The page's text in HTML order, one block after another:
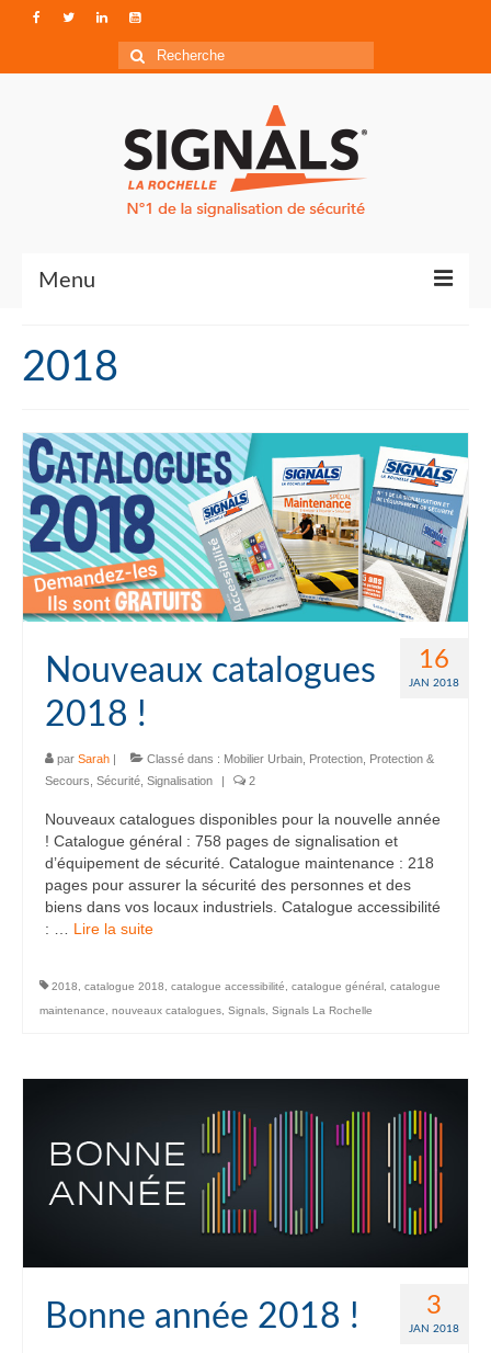
Rechercher
:
Menu
Qui sommes-nous ?
Accéder à Signals
2018
16
JAN 2018
Nouveaux catalogues
2018 !
par Sarah | Classé dans : Mobilier Urbain Protection Protection &
Secours Sécurité Signalisation | 2
Nouveaux catalogues disponibles pour la nouvelle année
! Catalogue général : 758 pages de signalisation et
d’équipement de sécurité. Catalogue maintenance : 218
pages pour assurer la sécurité des personnes et des
biens dans vos locaux industriels. Catalogue accessibilité
: … Lire la suite­­
2018 catalogue 2018 catalogue accessibilité catalogue général catalogue
maintenance
nouveaux catalogues Signals Signals La Rochelle
3
JAN 2018
Bonne année 2018 !